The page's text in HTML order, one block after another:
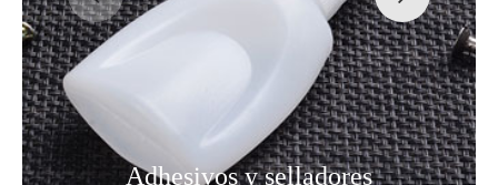
Adhesivos y selladores